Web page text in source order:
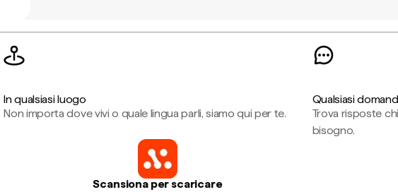
In qualsiasi luogo
Non importa dove vivi o quale lingua parli, siamo qui per te.
Qualsiasi
Trova risposte
bisogno.
Scansiona per scaricare